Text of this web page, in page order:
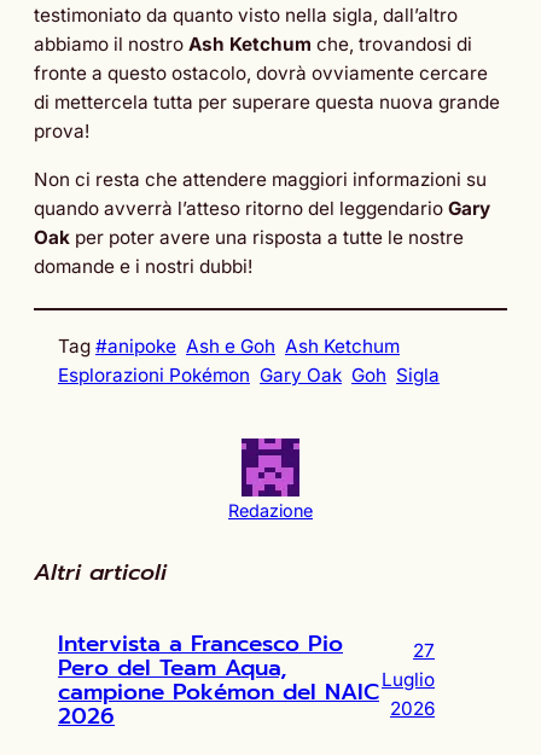
testimoniato da quanto visto nella sigla, dall’altro
abbiamo il nostro Ash Ketchum che, trovandosi di
fronte a questo ostacolo, dovrà ovviamente cercare
di mettercela tutta per superare questa nuova grande
prova!
Non ci resta che attendere maggiori informazioni su
quando avverrà l’atteso ritorno del leggendario Gary
Oak per poter avere una risposta a tutte le nostre
domande e i nostri dubbi!
Tag #anipoke Ash e Goh Ash Ketchum
Esplorazioni Pokémon Gary Oak Goh Sigla
Redazione
Altri articoli
Intervista a Francesco Pio
Pero del Team Aqua,
campione Pokémon del NAIC
2026
27
Luglio
2026